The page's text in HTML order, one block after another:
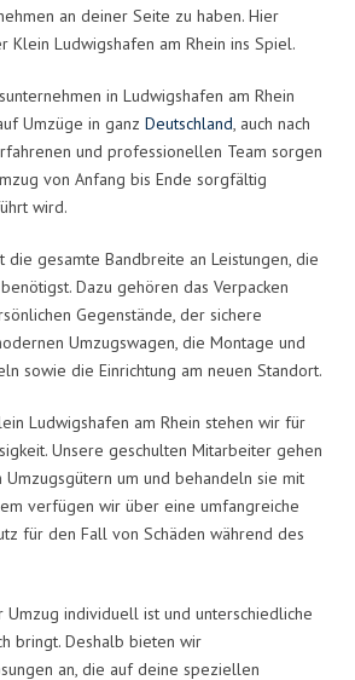
an deiner Seite zu haben. Hier
Klein Ludwigshafen am Rhein ins Spiel.
in Ludwigshafen am Rhein
Umzüge in ganz Deutschland, auch nach
und professionellen Team sorgen
von Anfang bis Ende sorgfältig
wird.
die gesamte Bandbreite an Leistungen, die
Dazu gehören das Verpacken
Gegenstände, der sichere
Umzugswagen, die Montage und
sowie die Einrichtung am neuen Standort.
Ludwigshafen am Rhein stehen wir für
Unsere geschulten Mitarbeiter gehen
um und behandeln sie mit
verfügen wir über eine umfangreiche
für den Fall von Schäden während des
Umzug individuell ist und unterschiedliche
bringt. Deshalb bieten wir
an, die auf deine speziellen